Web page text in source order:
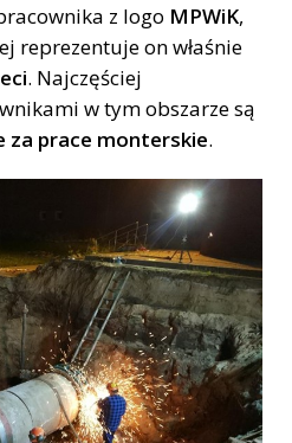
z logo MPWiK,
reprezentuje on właśnie
. Najczęściej
w tym obszarze są
za prace monterskie.